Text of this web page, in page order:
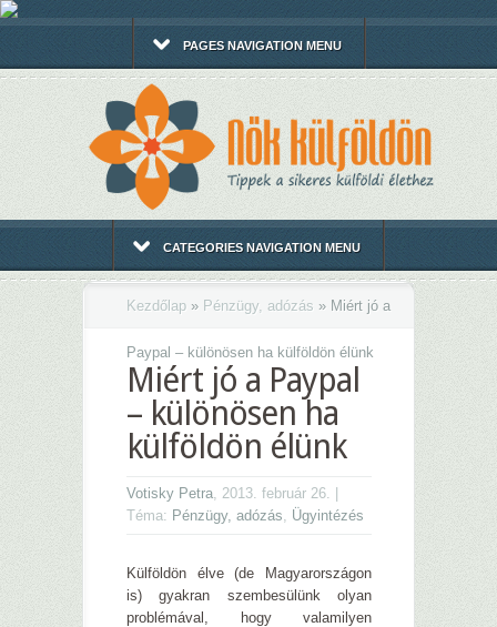
PAGES NAVIGATION MENU
CATEGORIES NAVIGATION MENU
Kezdőlap » Pénzügy, adózás » Miért jó a
Paypal – különösen ha külföldön élünk
Miért jó a Paypal
– különösen ha
külföldön élünk
Votisky Petra, 2013. február 26. |
Téma: Pénzügy, adózás, Ügyintézés
Külföldön élve (de Magyarországon
is) gyakran szembesülünk olyan
problémával, hogy valamilyen